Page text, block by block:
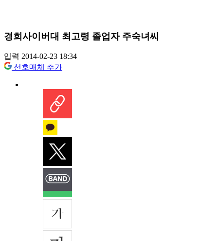
경희사이버대 최고령 졸업자 주숙녀씨
입력 2014-02-23 18:34
선호매체 추가